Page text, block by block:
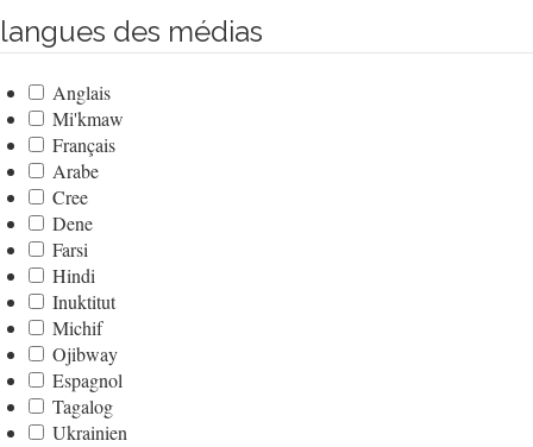
langues des médias
Anglais
Mi'kmaw
Français
Arabe
Cree
Dene
Farsi
Hindi
Inuktitut
Michif
Ojibway
Espagnol
Tagalog
Ukrainien